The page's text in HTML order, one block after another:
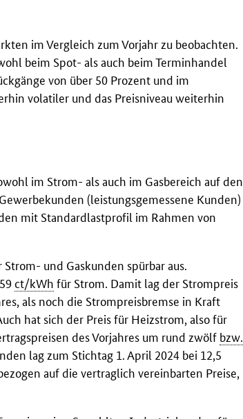
im Vergleich zum Vorjahr zu beobachten.
beim Spot- als auch beim Terminhandel
von über 50 Prozent und im
volatiler und das Preisniveau weiterhin
im Strom- als auch im Gasbereich auf den
(leistungsgemessene Kunden)
mit Standardlastprofil im Rahmen von
und Gaskunden spürbar aus.
ct/kWh für Strom. Damit lag der Strompreis
als noch die Strompreisbremse in Kraft
hat sich der Preis für Heizstrom, also für
des Vorjahres um rund zwölf bzw.
lag zum Stichtag 1. April 2024 bei 12,5
auf die vertraglich vereinbarten Preise,